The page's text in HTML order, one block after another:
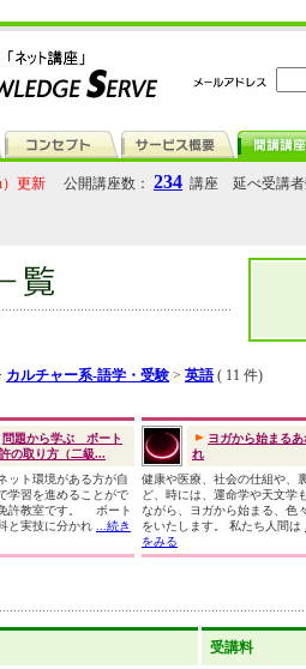
）更新 公開講座数： 234 講座 延べ受講
カルチャー系-語学・受験 > 英語 ( 11 件)
問題から学ぶ ボート
の取り方（二級...
ット環境がある方が自
学習を進めることがで
許教室です。 ボート
と実技に分かれ
...続き
ヨガから始まるあ
れ
健康や医療、社会の仕組や、
ど、時には、運命学や天文学
ながら、ヨガから始まる、色
をいたします。 私たち人間は
をみる
受講料